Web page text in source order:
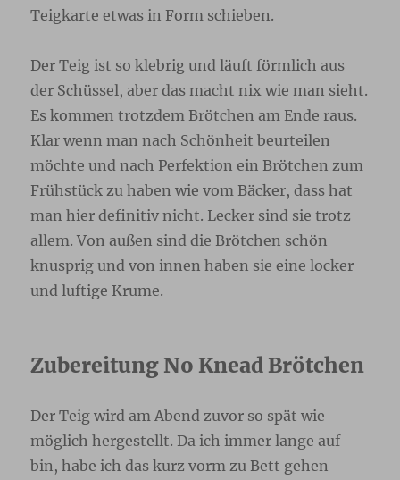
Teigkarte etwas in Form schieben.
Der Teig ist so klebrig und läuft förmlich aus
der Schüssel, aber das macht nix wie man sieht.
Es kommen trotzdem Brötchen am Ende raus.
Klar wenn man nach Schönheit beurteilen
möchte und nach Perfektion ein Brötchen zum
Frühstück zu haben wie vom Bäcker, dass hat
man hier definitiv nicht. Lecker sind sie trotz
allem. Von außen sind die Brötchen schön
knusprig und von innen haben sie eine locker
und luftige Krume.
Zubereitung No Knead Brötchen
Der Teig wird am Abend zuvor so spät wie
möglich hergestellt. Da ich immer lange auf
bin, habe ich das kurz vorm zu Bett gehen